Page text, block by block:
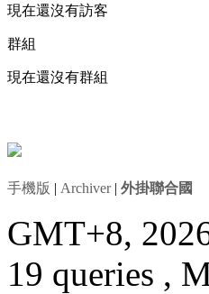
現在還沒有訪客
群組
現在還沒有群組
手機版 | Archiver| 外掛聯合國
GMT+8,
19 queries ,